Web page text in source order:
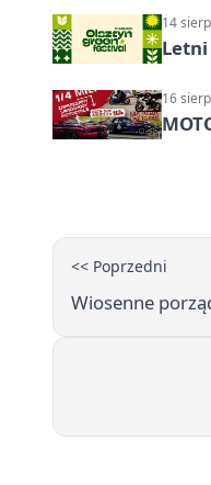
14
16
<< Poprzedni
Wiosenne